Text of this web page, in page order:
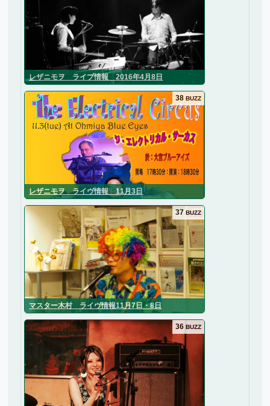
レザニモヲ ライブ情報 2016年4月8日
レザニモヲ ライヴ情報 11月3日
38 BUZZ
マスター木村 ライヴ情報11月7日・8日
37 BUZZ
36 BUZZ